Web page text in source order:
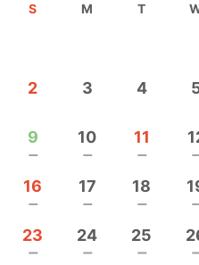
師）
Mission
まずはご自身を大切に
たい。
たい。
S M T
2 3 4
9
remove
10
remove
11
remove
16
remove
17
remove
18
remove
23
remove
24
remove
25
remove